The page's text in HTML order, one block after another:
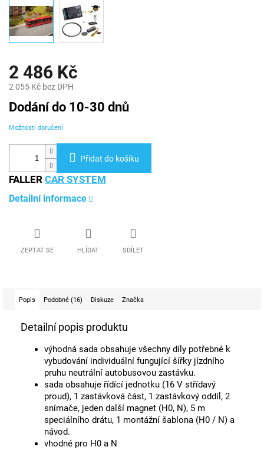
2 486 Kč
2 055 Kč bez DPH
Měrná
cena:
Dodání do 10-30 dnů
Možnosti doručení
Přidat do košíku
FALLER CAR SYSTEM
Detailní informace
ZEPTAT SE HLÍDAT SDÍLET
Popis Podobné (16) Diskuze Značka
Detailní popis produktu
výhodná sada obsahuje všechny díly potřebné k
vybudování individuální fungující šířky jízdního
pruhu neutrální autobusovou zastávku.
sada obsahuje řídící jednotku (16 V střídavý
proud), 1 zastávková část, 1 zastávkový oddíl, 2
snímače, jeden další magnet (H0, N), 5 m
speciálního drátu, 1 montážní šablona (H0 / N) a
návod.
vhodné pro H0 a N